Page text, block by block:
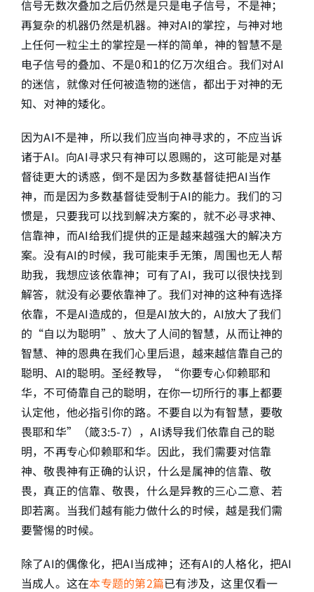
信号无数次叠加之后仍然是只是电子信号，不是神；
再复杂的机器仍然是机器。神对AI的掌控，与神对地
上任何一粒尘土的掌控是一样的简单，神的智慧不是
电子信号的叠加、不是0和1的亿万次组合。我们对AI
的迷信，就像对任何被造物的迷信，都出于对神的无
知、对神的矮化。
因为AI不是神，所以我们应当向神寻求的，不应当诉
诸于AI。向AI寻求只有神可以恩赐的，这可能是对基
督徒更大的诱惑，倒不是因为多数基督徒把AI当作
神，而是因为多数基督徒受制于AI的能力。我们的习
惯是，只要我可以找到解决方案的，就不必寻求神、
信靠神，而AI给我们提供的正是越来越强大的解决方
案。没有AI的时候，我可能束手无策，周围也无人帮
助我，我想应该依靠神；可有了AI，我可以很快找到
解答，就没有必要依靠神了。我们对神的这种有选择
依靠，不是AI造成的，但是AI放大的，AI放大了我们
的“自以为聪明”、放大了人间的智慧，从而让神的
智慧、神的恩典在我们心里后退，越来越信靠自己的
聪明、AI的聪明。圣经教导，“你要专心仰赖耶和
华，不可倚靠自己的聪明，在你一切所行的事上都要
认定他，他必指引你的路。不要自以为有智慧，要敬
畏耶和华”（箴3:5-7），AI诱导我们依靠自己的聪
明，不再专心仰赖耶和华。因此，我们需要对信靠
神、敬畏神有正确的认识，什么是属神的信靠、敬
畏，真正的信靠、敬畏，什么是异教的三心二意、若
即若离。当我们越有能力做什么的时候，越是我们需
要警惕的时候。
除了AI的偶像化，把AI当成神；还有AI的人格化，把AI
当成人。这在本专题的第2篇已有涉及，这里仅看一